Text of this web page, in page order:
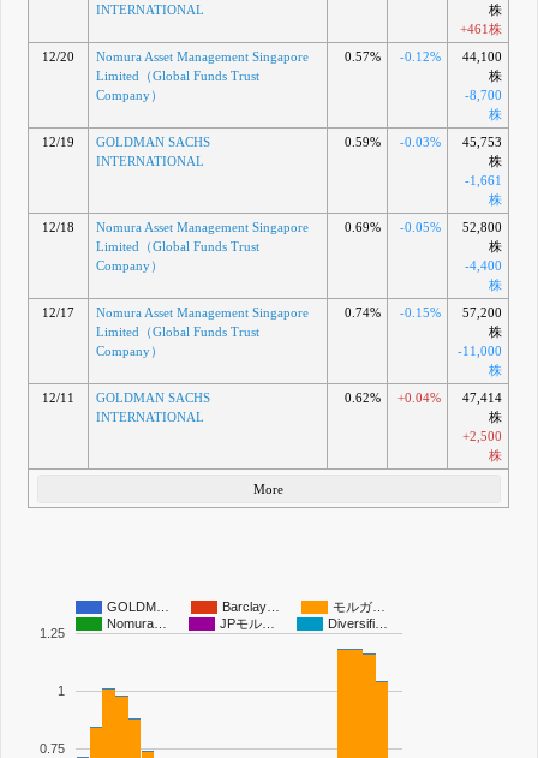
INTERNATIONAL
株
+461株
12/20
Nomura Asset Management Singapore
Limited（Global Funds Trust
Company）
0.57% -0.12%
44,100
株
-8,700
株
12/19
GOLDMAN SACHS
INTERNATIONAL
0.59% -0.03%
45,753
株
-1,661
株
12/18
Nomura Asset Management Singapore
Limited（Global Funds Trust
Company）
0.69% -0.05%
52,800
株
-4,400
株
12/17
Nomura Asset Management Singapore
Limited（Global Funds Trust
Company）
0.74% -0.15%
57,200
株
-11,000
株
12/11
GOLDMAN SACHS
INTERNATIONAL
0.62% +0.04%
47,414
株
+2,500
株
More
GOLDM… Barclay…
モルガ…
Nomura…
JPモル… Diversifi…
0.75
1
1.25